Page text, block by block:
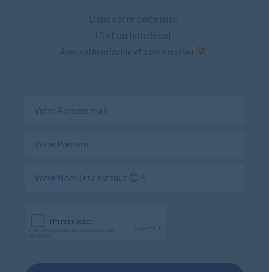
Dans votre boîte mail.
C’est un bon début.
Avec enthousiasme et sans pression